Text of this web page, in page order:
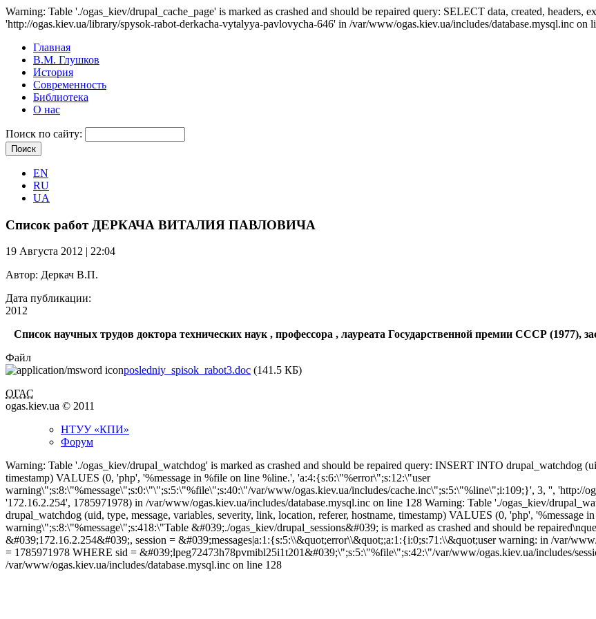
Warning: Table './ogas_kiev/drupal_cache_page' is marked as crashed and should be repaired query: SELECT data, created,
'http://ogas.kiev.ua/library/spysok-rabot-derkacha-vytalyya-pavlovycha-646' in /var/www/ogas.kiev.ua/includes/database.mysql.inc on
Главная
В.М. Глушков
История
Современность
Библиотека
О нас
Поиск по сайту:
EN
RU
UA
Список работ ДЕРКАЧА ВИТАЛИЯ ПАВЛОВИЧА
19 Августа 2012 | 22:04
Автор: Деркач В.П.
Дата публикации:
2012
Список научных трудов доктора технических наук , профессора , лауреата Государственной премии СССР (1977),
Файл
posledniy_spisok_rabot3.doc (141.5 КБ)
ОГАС
ogas.kiev.ua © 2011
НТУУ «КПИ»
Форум
Warning: Table './ogas_kiev/drupal_watchdog' is marked as crashed and should be repaired query: INSERT INTO drupal_watchdog
timestamp) VALUES (0, 'php', '%message in %file on line %line.', 'a:4:{s:6:\"%error\";s:12:\"user
warning\";s:8:\"%message\";s:0:\"\";s:5:\"%file\";s:40:\"/var/www/ogas.kiev.ua/includes/cache.inc\";s:5:\"%line\";i:109;}', 3, '', 'http://
'172.16.2.254', 1785971978) in /var/www/ogas.kiev.ua/includes/database.mysql.inc on line 128 Warning: Table './ogas_kiev/
drupal_watchdog (uid, type, message, variables, severity, link, location, referer, hostname, timestamp) VALUES (0, 'php',
warning\";s:8:\"%message\";s:418:\"Table &#039;./ogas_kiev/drupal_sessions&#039; is marked as crashed and should be
&#039;172.16.2.254&#039;, session = &#039;messages|a:1:{s:5:\\&quot;error\\&quot;;a:1:{i:0;s:71:\\&quot;user warning: in /var/
= 1785971978 WHERE sid = &#039;lpeg72473h78pvmibl25i1t201&#039;\";s:5:\"%file\";s:42:\"/var/www/ogas.kiev.ua/includes/
/var/www/ogas.kiev.ua/includes/database.mysql.inc on line 128